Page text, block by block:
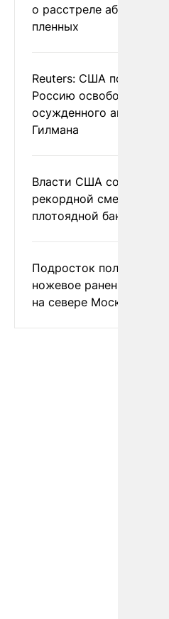
о расстреле абхазских
пленных
Reuters: США
Россию освободить
осужденного
Гилмана
Власти США сообщили
рекордной смертности
плотоядной бактерии
Подросток получил
ножевое ранение в
на севере Москвы